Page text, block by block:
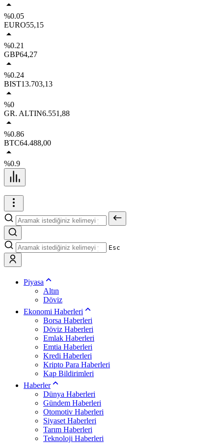
%0.05
EURO55,15
%0.21
GBP64,27
%0.24
BIST13.703,13
%0
GR. ALTIN6.551,88
%0.86
BTC64.488,00
%0.9
Esc
Piyasa
Altın
Döviz
Ekonomi Haberleri
Borsa Haberleri
Döviz Haberleri
Emlak Haberleri
Emtia Haberleri
Kredi Haberleri
Kripto Para Haberleri
Kap Bildirimleri
Haberler
Dünya Haberleri
Gündem Haberleri
Otomotiv Haberleri
Siyaset Haberleri
Tarım Haberleri
Teknoloji Haberleri